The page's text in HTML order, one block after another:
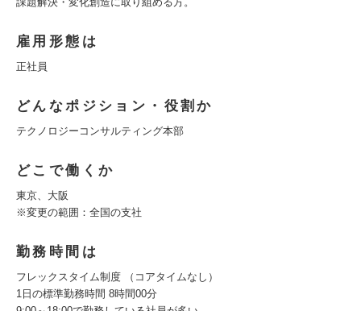
雇用形態は
正社員
どんなポジション・役割か
テクノロジーコンサルティング本部
どこで働くか
東京、大阪
※変更の範囲：全国の支社
勤務時間は
フレックスタイム制度 （コアタイムなし）
1日の標準勤務時間 8時間00分